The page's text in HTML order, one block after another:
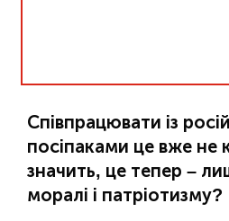
Співпрацювати із
посіпаками це вже не
значить, це тепер –
моралі і патріотизму?